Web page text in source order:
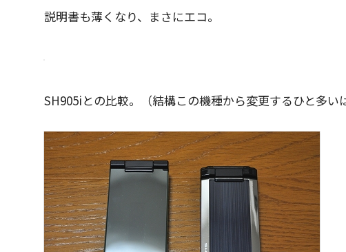
説明書も薄くなり、まさにエコ。
SH905iとの比較。（結構この機種から変更するひと多い